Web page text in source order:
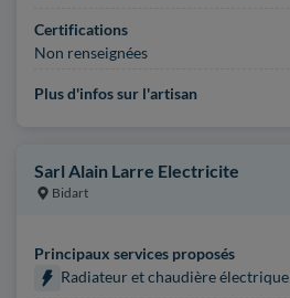
Certifications
Non renseignées
Plus d'infos sur l'artisan
Sarl Alain Larre Electricite
Bidart
Principaux services proposés
Radiateur et chaudière électrique